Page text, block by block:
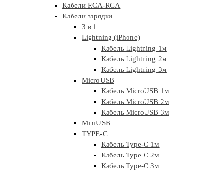
Кабели RCA-RCA
Кабели зарядки
3 в 1
Lightning (iPhone)
Кабель Lightning 1м
Кабель Lightning 2м
Кабель Lightning 3м
MicroUSB
Кабель MicroUSB 1м
Кабель MicroUSB 2м
Кабель MicroUSB 3м
MiniUSB
TYPE-C
Кабель Type-C 1м
Кабель Type-C 2м
Кабель Type-C 3м